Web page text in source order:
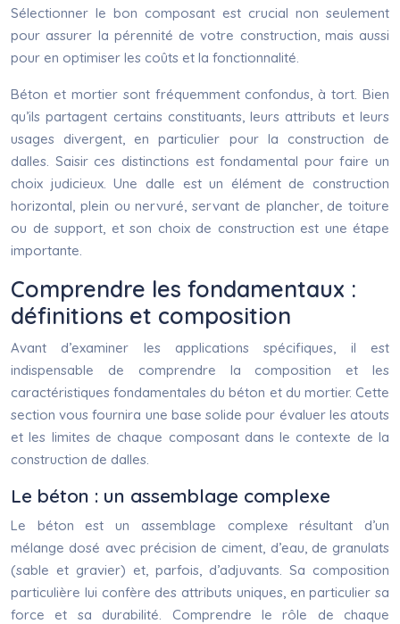
Sélectionner le bon composant est crucial non seulement
pour assurer la pérennité de votre construction, mais aussi
pour en optimiser les coûts et la fonctionnalité.
Béton et mortier sont fréquemment confondus, à tort. Bien
qu’ils partagent certains constituants, leurs attributs et leurs
usages divergent, en particulier pour la construction de
dalles. Saisir ces distinctions est fondamental pour faire un
choix judicieux. Une dalle est un élément de construction
horizontal, plein ou nervuré, servant de plancher, de toiture
ou de support, et son choix de construction est une étape
importante.
Comprendre les fondamentaux :
définitions et composition
Avant d’examiner les applications spécifiques, il est
indispensable de comprendre la composition et les
caractéristiques fondamentales du béton et du mortier. Cette
section vous fournira une base solide pour évaluer les atouts
et les limites de chaque composant dans le contexte de la
construction de dalles.
Le béton : un assemblage complexe
Le béton est un assemblage complexe résultant d’un
mélange dosé avec précision de ciment, d’eau, de granulats
(sable et gravier) et, parfois, d’adjuvants. Sa composition
particulière lui confère des attributs uniques, en particulier sa
force et sa durabilité. Comprendre le rôle de chaque